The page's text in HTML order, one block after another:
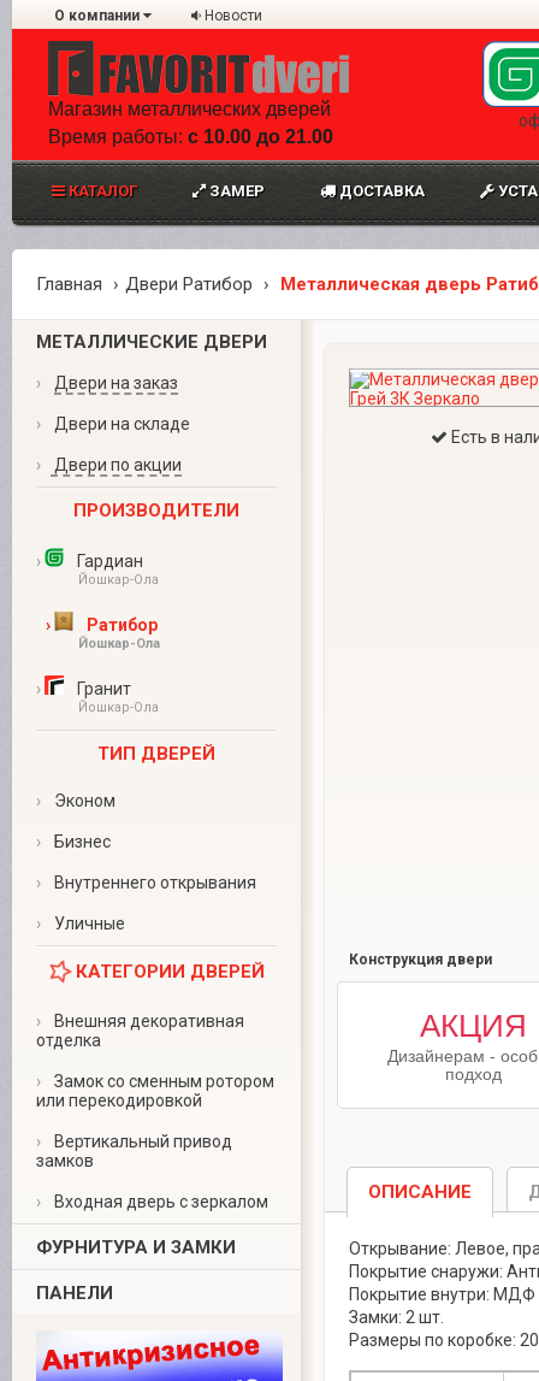
О компании Новости
Магазин металлических дверей
Время работы: с 10.00 до 21.00
КАТАЛОГ ЗАМЕР ДОСТАВКА
Главная Двери Ратибор Металлическая дверь
МЕТАЛЛИЧЕСКИЕ ДВЕРИ
› Двери на заказ
› Двери на складе
› Двери по акции
ПРОИЗВОДИТЕЛИ
› Гардиан
Йошкар-Ола
› Ратибор
Йошкар-Ола
› Гранит
Йошкар-Ола
ТИП ДВЕРЕЙ
› Эконом
› Бизнес
› Внутреннего открывания
› Уличные
КАТЕГОРИИ ДВЕРЕЙ
›
Внешняя декоративная
отделка
›
Замок со сменным ротором
или перекодировкой
›
Вертикальный привод
замков
› Входная дверь с зеркалом
ФУРНИТУРА И ЗАМКИ
ПАНЕЛИ
Есть в
Конструкция двери
АКЦИЯ
Дизайнерам -
подход
Для дизайнеров,
выбравших
нас в качестве
поставщиков
особые условия.
менеджерам
(8-499-340-55-
ОПИСАНИЕ
Открывание: Левое,
Покрытие снаружи:
Покрытие внутри: МДФ
Замки: 2 шт.
Размеры по коробке: